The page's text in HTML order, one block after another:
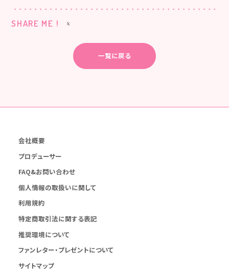
SHARE ME !
一覧に戻る
会社概要
プロデューサー
FAQ&お問い合わせ
個人情報の取扱いに関して
利用規約
特定商取引法に関する表記
推奨環境について
ファンレター・プレゼントについて
サイトマップ